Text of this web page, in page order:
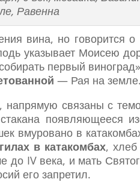
Равенна
вина, но говорится
указывает Моисею
первый
— Рая на земле.
связаны с
появляющееся
вмуровано в
в катакомбах,
IV века, и мать
его запретил.